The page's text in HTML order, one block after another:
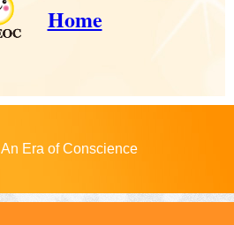
Home
An Era of Conscience